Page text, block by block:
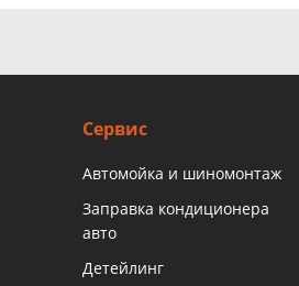
Сервис
Автомойка и шиномонтаж
Заправка кондиционера
авто
Детейлинг